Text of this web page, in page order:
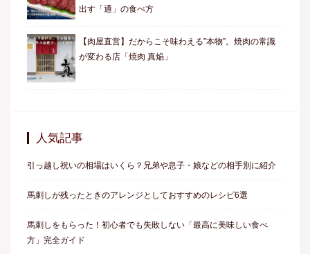
出す「通」の食べ方
【肉屋直営】だからこそ味わえる”本物”。焼肉の常識
が変わる店「焼肉 真焔」
人気記事
引っ越し祝いの相場はいくら？兄弟や息子・娘などの相手別に紹介
馬刺しが残ったときのアレンジとしておすすめのレシピ6選
馬刺しをもらった！初心者でも失敗しない「最高に美味しい食べ
方」完全ガイド